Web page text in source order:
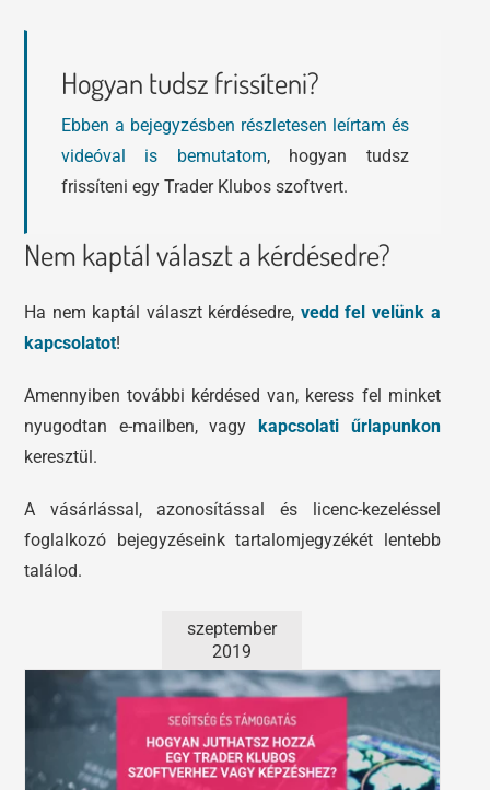
Hogyan tudsz frissíteni?
Ebben a bejegyzésben részletesen leírtam és
videóval is bemutatom, hogyan tudsz
frissíteni egy Trader Klubos szoftvert.
Nem kaptál választ a kérdésedre?
Ha nem kaptál választ kérdésedre, vedd fel velünk a
kapcsolatot!
Amennyiben további kérdésed van, keress fel minket
nyugodtan e-mailben, vagy
kapcsolati űrlapunkon
keresztül.
A vásárlással, azonosítással és licenc-kezeléssel
foglalkozó bejegyzéseink tartalomjegyzékét lentebb
találod.
szeptember
2019